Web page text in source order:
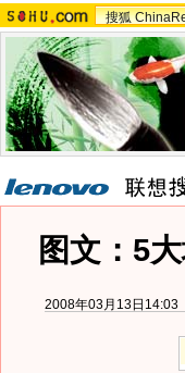
搜狐
图文：5
2008年03月13日14:03